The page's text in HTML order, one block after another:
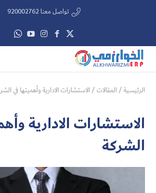
تواصل معنا 920002762
الرئيسية/ المقالات/ الاستشارات الادارية وأهميتها في
الاستشارات الادارية
الشركة